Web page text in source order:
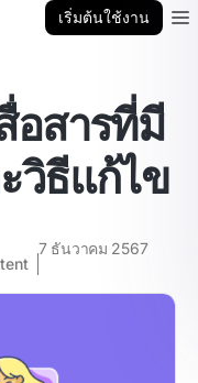
เริ่มต้นใช้งาน
อสารที่มี
วิธีแก้ไข
7 ธันวาคม 2567